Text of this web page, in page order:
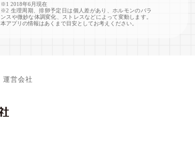
※1 2018年6月現在
※2 生理周期、排卵予定日は個人差があり、ホルモンのバラ
ンスや微妙な体調変化、ストレスなどによって変動します。
本アプリの情報はあくまで目安としてお考えください。
運営会社